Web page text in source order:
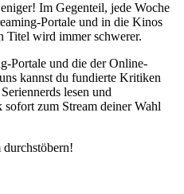
Im Gegenteil, jede Woche
Portale und in die Kinos
Titel wird immer schwerer.
Portale und die der Online-
kannst du fundierte Kritiken
lesen und
zum Stream deiner Wahl